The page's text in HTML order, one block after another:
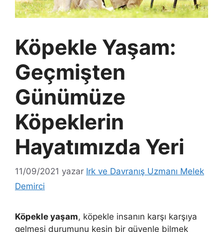
Köpekle Yaşam:
Geçmişten
Günümüze
Köpeklerin
Hayatımızda Yeri
11/09/2021 yazar Irk ve Davranış Uzmanı Melek
Demirci
Köpekle yaşam, köpekle insanın karşı karşıya
gelmesi durumunu kesin bir güvenle bilmek